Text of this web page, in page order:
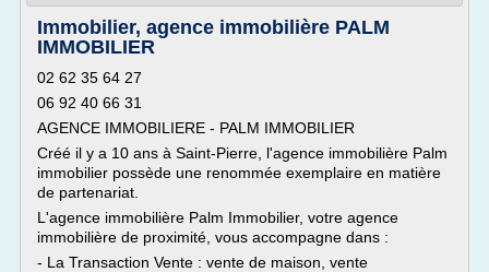
Immobilier, agence immobilière PALM
IMMOBILIER
02 62 35 64 27
06 92 40 66 31
AGENCE IMMOBILIERE - PALM IMMOBILIER
Créé il y a 10 ans à Saint-Pierre, l'agence immobilière Palm
immobilier possède une renommée exemplaire en matière
de partenariat.
L'agence immobilière Palm Immobilier, votre agence
immobilière de proximité, vous accompagne dans :
- La Transaction Vente : vente de maison, vente